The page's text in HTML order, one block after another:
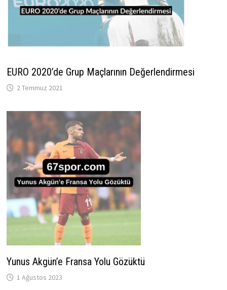
EURO 2020’de Grup Maçlarının Değerlendirmesi
2 Temmuz 2021
Yunus Akgün’e Fransa Yolu Gözüktü
1 Ağustos 2023